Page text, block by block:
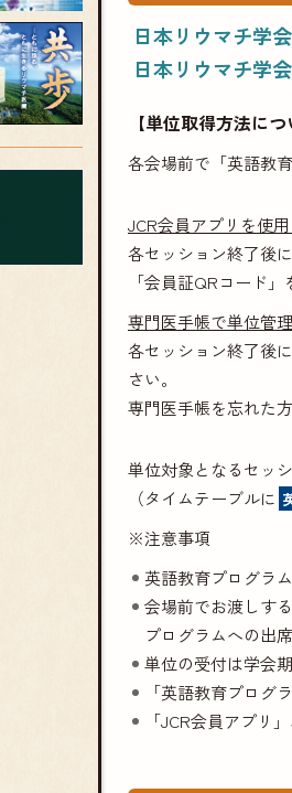
日本リウマチ学
日本リウマチ学
【単位取得方法に
各会場前で「英語教
JCR会員アプリを使
各セッション終了後
「会員証QRコード
専門医手帳で単位管
各セッション終了後
さい。
専門医手帳を忘れた
単位対象となるセッ
（タイムテーブルに
※注意事項
英語教育プログラ
会場前でお渡しす
プログラムへの出
単位の受付は学会
「英語教育プログ
「JCR会員アプリ